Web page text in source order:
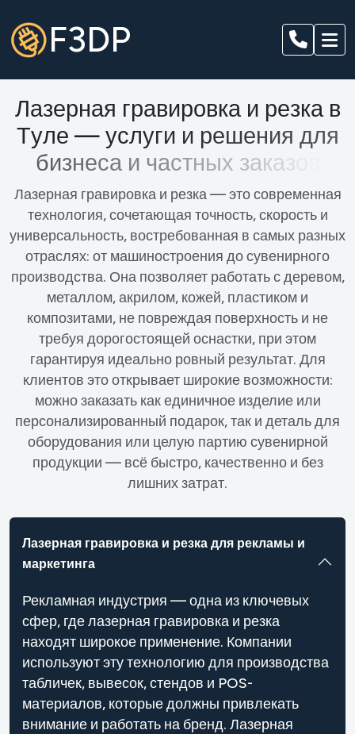
F3DP
Лазерная гравировка и резка в
Туле — услуги и решения для
бизнеса и частных заказ
Лазерная гравировка и резка — это современная
технология, сочетающая точность, скорость и
универсальность, востребованная в самых разных
отраслях: от машиностроения до сувенирного
производства. Она позволяет работать с деревом,
металлом, акрилом, кожей, пластиком и
композитами, не повреждая поверхность и не
требуя дорогостоящей оснастки, при этом
гарантируя идеально ровный результат. Для
клиентов это открывает широкие возможности:
можно заказать как единичное изделие или
персонализированный подарок, так и деталь для
оборудования или целую партию сувенирной
продукции — всё быстро, качественно и без
лишних затрат.
Лазерная гравировка и резка для рекламы и
маркетинга
Рекламная индустрия — одна из ключевых
сфер, где лазерная гравировка и резка
находят широкое применение. Компании
используют эту технологию для производства
табличек, вывесок, стендов и POS-
материалов, которые должны привлекать
внимание и работать на бренд. Лазерная